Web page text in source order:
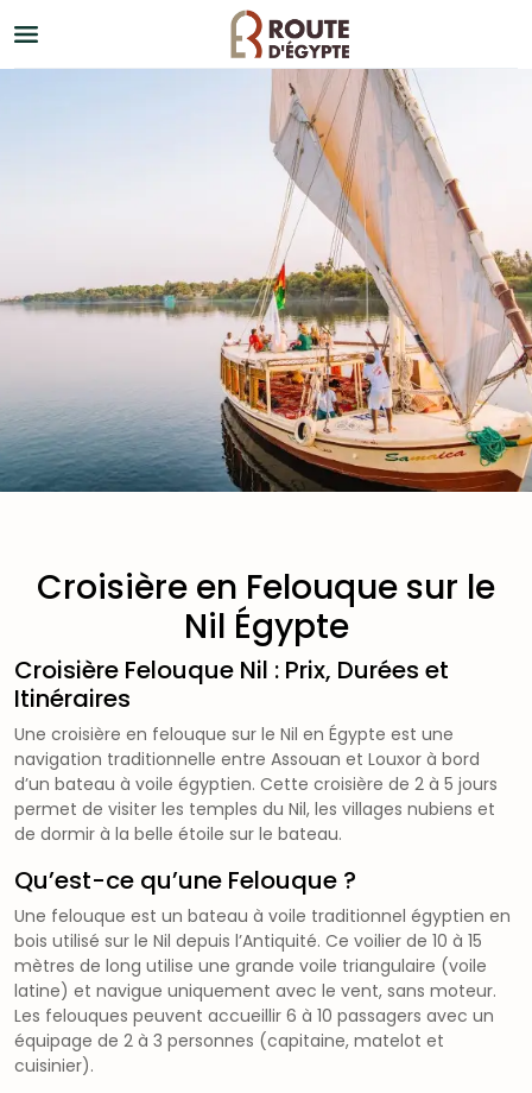
Croisière en Felouque sur le
Nil Égypte
Croisière Felouque Nil : Prix, Durées et
Itinéraires
Une croisière en felouque sur le Nil en Égypte est une
navigation traditionnelle entre Assouan et Louxor à bord
d’un bateau à voile égyptien. Cette croisière de 2 à 5 jours
permet de visiter les temples du Nil, les villages nubiens et
de dormir à la belle étoile sur le bateau.
Qu’est-ce qu’une Felouque ?
Une felouque est un bateau à voile traditionnel égyptien en
bois utilisé sur le Nil depuis l’Antiquité. Ce voilier de 10 à 15
mètres de long utilise une grande voile triangulaire (voile
latine) et navigue uniquement avec le vent, sans moteur.
Les felouques peuvent accueillir 6 à 10 passagers avec un
équipage de 2 à 3 personnes (capitaine, matelot et
cuisinier).